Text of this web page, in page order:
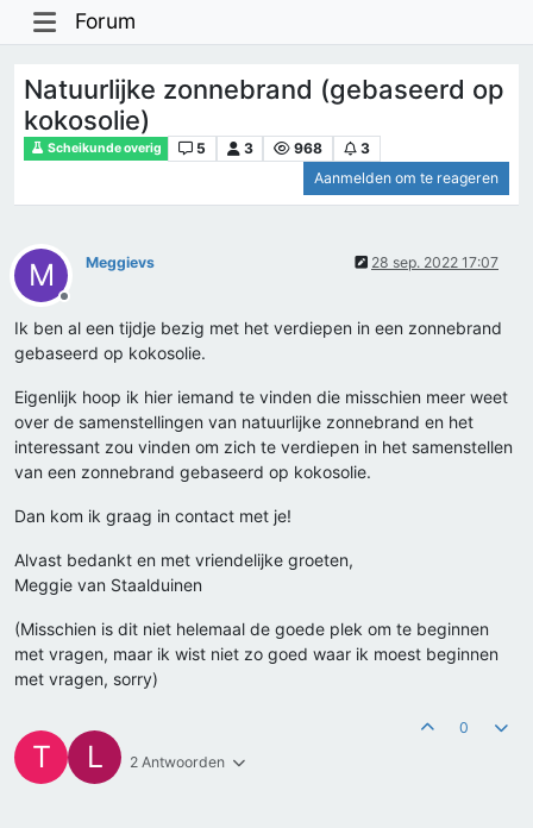
Forum
Natuurlijke zonnebrand (gebaseerd op
kokosolie)
Scheikunde overig 5 3 968
3
Aanmelden om te reageren
M
Offline
Meggievs 28 sep. 2022 17:07
Ik ben al een tijdje bezig met het verdiepen in een zonnebrand
gebaseerd op kokosolie.
Eigenlijk hoop ik hier iemand te vinden die misschien meer weet
over de samenstellingen van natuurlijke zonnebrand en het
interessant zou vinden om zich te verdiepen in het samenstellen
van een zonnebrand gebaseerd op kokosolie.
Dan kom ik graag in contact met je!
Alvast bedankt en met vriendelijke groeten,
Meggie van Staalduinen
(Misschien is dit niet helemaal de goede plek om te beginnen
met vragen, maar ik wist niet zo goed waar ik moest beginnen
met vragen, sorry)
T L 2 Antwoorden
0